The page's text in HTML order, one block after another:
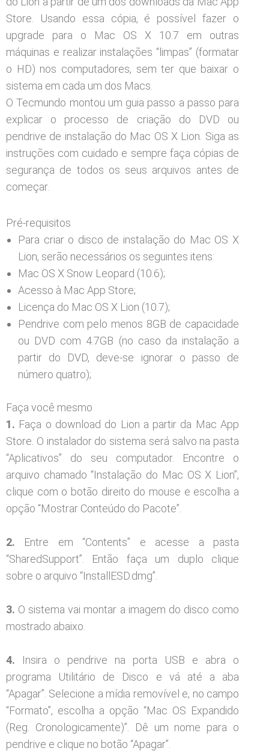
Store. Usando essa cópia, é possível fazer o
upgrade para o Mac OS X 10.7 em outras
máquinas e realizar instalações “limpas” (formatar
o HD) nos computadores, sem ter que baixar o
sistema em cada um dos Macs.
O Tecmundo montou um guia passo a passo para
explicar o processo de criação do DVD ou
pendrive de instalação do Mac OS X Lion. Siga as
instruções com cuidado e sempre faça cópias de
segurança de todos os seus arquivos antes de
começar.
Pré-requisitos
Para criar o disco de instalação do Mac OS X
Lion, serão necessários os seguintes itens:
Mac OS X Snow Leopard (10.6);
Acesso à Mac App Store;
Licença do Mac OS X Lion (10.7);
Pendrive com pelo menos 8GB de capacidade
ou DVD com 4.7GB (no caso da instalação a
partir do DVD, deve-se ignorar o passo de
número quatro);
Faça você mesmo
1. Faça o download do Lion a partir da Mac App
Store. O instalador do sistema será salvo na pasta
“Aplicativos” do seu computador. Encontre o
arquivo chamado “Instalação do Mac OS X Lion”,
clique com o botão direito do mouse e escolha a
opção “Mostrar Conteúdo do Pacote”.
2. Entre em “Contents” e acesse a pasta
“SharedSupport”. Então faça um duplo clique
sobre o arquivo “InstallESD.dmg”.
3. O sistema vai montar a imagem do disco como
mostrado abaixo.
4. Insira o pendrive na porta USB e abra o
programa Utilitário de Disco e vá até a aba
“Apagar”. Selecione a mídia removível e, no campo
“Formato”, escolha a opção “Mac OS Expandido
(Reg. Cronologicamente)”. Dê um nome para o
pendrive e clique no botão “Apagar”.